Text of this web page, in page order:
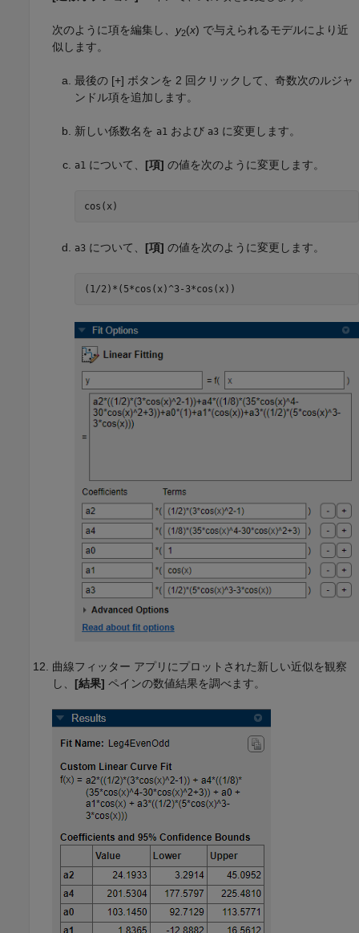
次のように項を編集し、 y2(x) で与えられるモデルにより近
似します。
最後の [+] ボタンを 2 回クリックして、奇数次のルジャ
ンドル項を追加します。
新しい係数名を a1 および a3 に変更します。
a1 について、 [項] の値を次のように変更します。
cos(x)
a3 について、 [項] の値を次のように変更します。
(1/2)*(5*cos(x)^3-3*cos(x))
曲線フィッター アプリにプロットされた新しい近似を観察
し、 [結果] ペインの数値結果を調べます。